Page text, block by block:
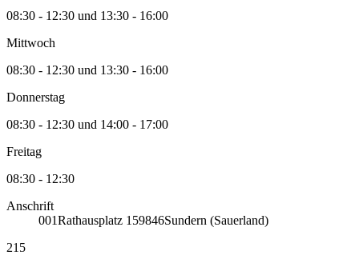
08:30 - 12:30 und 13:30 - 16:00
Mittwoch
08:30 - 12:30 und 13:30 - 16:00
Donnerstag
08:30 - 12:30 und 14:00 - 17:00
Freitag
08:30 - 12:30
Anschrift
001Rathausplatz 1 59846Sundern (Sauerland)
215